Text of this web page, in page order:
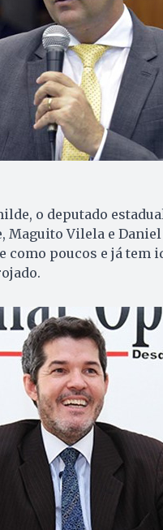
o deputado
Maguito Vilela e
como poucos e já tem